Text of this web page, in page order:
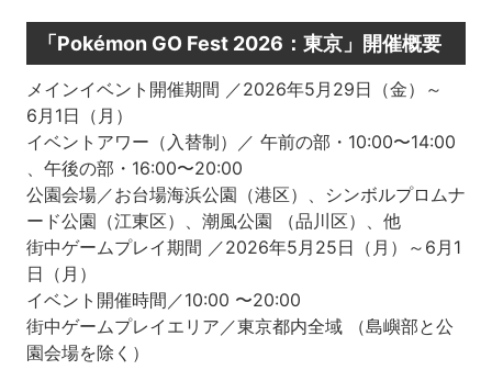
「Pokémon GO Fest 2026：東京」開催概要
メインイベント開催期間 ／2026年5月29日（金）～
6月1日（月）
イベントアワー（入替制）／ 午前の部・10:00〜14:00
、午後の部・16:00〜20:00
公園会場／お台場海浜公園（港区）、シンボルプロムナ
ード公園（江東区）、潮風公園 （品川区）、他
街中ゲームプレイ期間 ／2026年5月25日（月）～6月1
日（月）
イベント開催時間／10:00 〜20:00
街中ゲームプレイエリア／東京都内全域 （島嶼部と公
園会場を除く）